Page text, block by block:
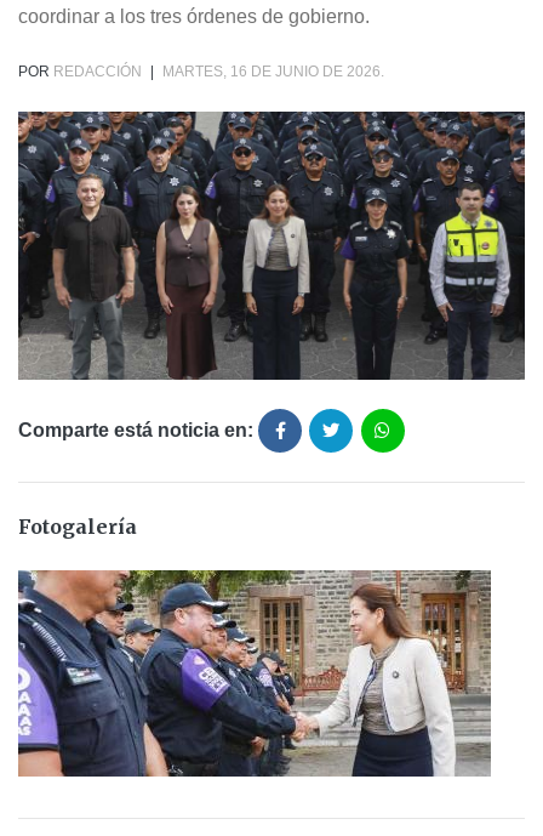
coordinar a los tres órdenes de gobierno.
POR REDACCIÓN MARTES, 16 DE JUNIO DE 2026.
Comparte está noticia en:
Fotogalería